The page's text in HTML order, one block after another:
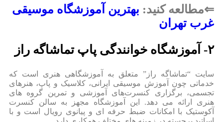
⇐مطالعه کنید: بهترین آموزشگاه موسیقی
غرب تهران
۲- آموزشگاه خوانندگی پاپ تماشاگه راز
سایت “تماشاگه راز” متعلق به آموزشگاهی هنری است که
خدماتی چون آموزش موسیقی ایرانی، کلاسیک و پاپ، هنرهای
تجسمی، برگزاری کنسرت‌های آموزشی و تمرین گروه‌ های
هنری ارائه می‌ دهد. این آموزشگاه مجهز به سالن کنسرت
آکوستیک با امکانات ضبط حرفه‌ ای و پیانوی رویال است و با